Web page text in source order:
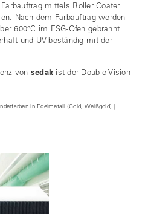
mittels Roller Coater
Nach dem Farbauftrag werden
600°C im ESG-Ofen gebrannt
und UV-beständig mit der
von sedak ist der Double Vision
in Edelmetall (Gold, Weißgold) |